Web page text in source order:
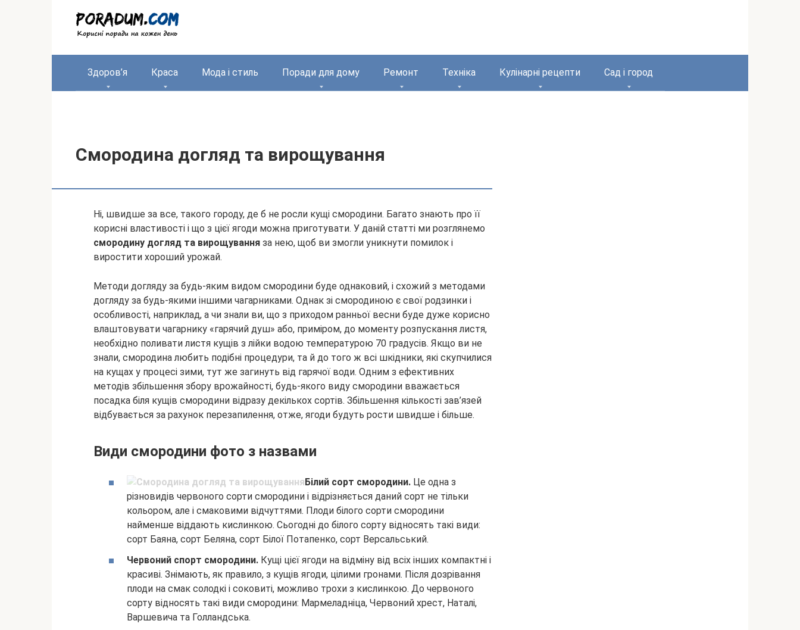
Здоров’я Краса Мода і стиль Поради для дому Ремонт Техніка Кулінарні рецепти Сад і город
Смородина догляд та вирощування
Ні, швидше за все, такого городу, де б не росли кущі смородини. Багато знають про її
корисні властивості і що з цієї ягоди можна приготувати. У даній статті ми розглянемо
смородину догляд та вирощування за нею, щоб ви змогли уникнути помилок і
виростити хороший урожай.
Методи догляду за будь-яким видом смородини буде однаковий, і схожий з методами
догляду за будь-якими іншими чагарниками. Однак зі смородиною є свої родзинки і
особливості, наприклад, а чи знали ви, що з приходом ранньої весни буде дуже корисно
влаштовувати чагарнику «гарячий душ» або, приміром, до моменту розпускання листя,
необхідно поливати листя кущів з лійки водою температурою 70 градусів. Якщо ви не
знали, смородина любить подібні процедури, та й до того ж всі шкідники, які скупчилися
на кущах у процесі зими, тут же загинуть від гарячої води. Одним з ефективних
методів збільшення збору врожайності, будь-якого виду смородини вважається
посадка біля кущів смородини відразу декількох сортів. Збільшення кількості зав’язей
відбувається за рахунок перезапилення, отже, ягоди будуть рости швидше і більше.
Види смородини фото з назвами
Білий сорт смородини. Це одна з
різновидів червоного сорти смородини і відрізняється даний сорт не тільки
кольором, але і смаковими відчуттями. Плоди білого сорти смородини
найменше віддають кислинкою. Сьогодні до білого сорту відносять такі види:
сорт Баяна, сорт Беляна, сорт Білої Потапенко, сорт Версальський.
Червоний спорт смородини. Кущі цієї ягоди на відміну від всіх інших компактні і
красиві. Знімають, як правило, з кущів ягоди, цілими гронами. Після дозрівання
плоди на смак солодкі і соковиті, можливо трохи з кислинкою. До червоного
сорту відносять такі види смородини: Мармеладніца, Червоний хрест, Наталі,
Варшевича та Голландська.